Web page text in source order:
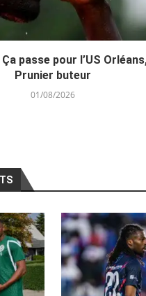
passe pour l’US
Prunier buteur
01/08/2026